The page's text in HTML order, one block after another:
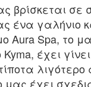
βρίσκεται
ένα γαλήνιο
Aura Spa, το
Kyma, έχει
μας έχει